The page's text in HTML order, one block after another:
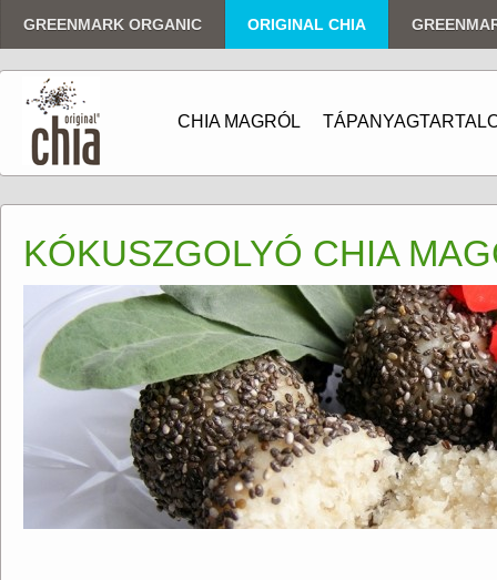
GREENMARK ORGANIC ORIGINAL CHIA
CHIA MAGRÓL
KÓKUSZGOLYÓ CHIA